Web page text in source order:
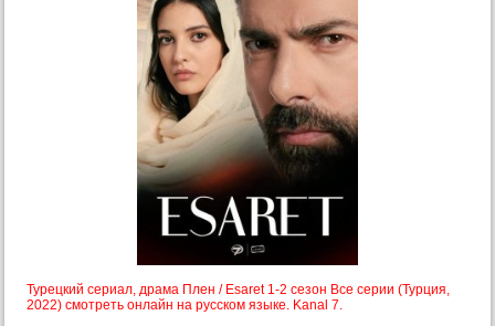
Турецкий сериал, драма Плен / Esaret 1-2 сезон Все серии (Турция,
2022) смотреть онлайн на русском языке. Kanal 7.